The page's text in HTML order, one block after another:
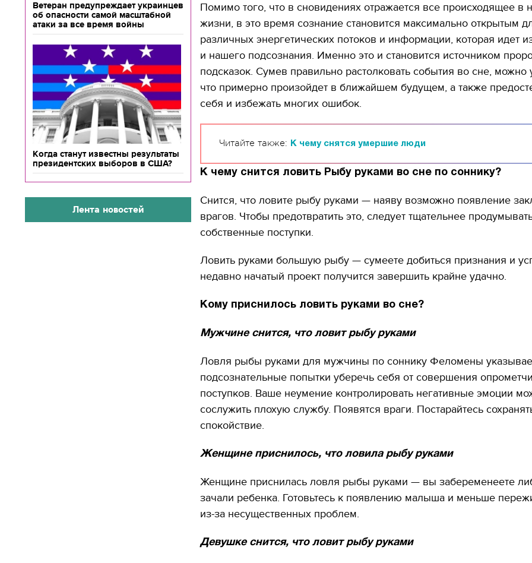
Ветеран предупреждает украинцев
об опасности самой масштабной
атаки за все время войны
Когда станут известны результаты
президентских выборов в США?
Лента новостей
Помимо того, что в сновидениях отражается все происходящее в
жизни, в это время сознание становится максимально открытым
различных энергетических потоков и информации, которая идет
и нашего подсознания. Именно это и становится источником
подсказок. Сумев правильно растолковать события во сне, можно
что примерно произойдет в ближайшем будущем, а также
себя и избежать многих ошибок.
Читайте также: К чему снятся умершие люди
К чему снится ловить Рыбу руками во сне по соннику?
Снится, что ловите рыбу руками — наяву возможно появление
врагов. Чтобы предотвратить это, следует тщательнее
собственные поступки.
Ловить руками большую рыбу — сумеете добиться признания и
недавно начатый проект получится завершить крайне удачно.
Кому приснилось ловить руками во сне?
Мужчине снится, что ловит рыбу руками
Ловля рыбы руками для мужчины по соннику Фeломeны
подсознательные попытки уберечь себя от совершения
поступков. Ваше неумение контролировать негативные эмоции
сослужить плохую службу. Появятся враги. Постарайтесь
спокойствие.
Женщине приснилось, что ловила рыбу руками
Женщине приснилась ловля рыбы руками — вы забеременеете
зачали ребенка. Готовьтесь к появлению малыша и меньше
из-за несущественных проблем.
Девушке снится, что ловит рыбу руками